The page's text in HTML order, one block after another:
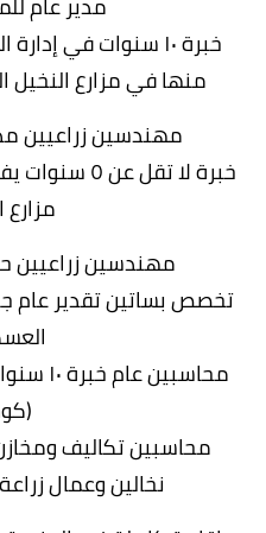
خبرة ١٠ سنوات في
منها في مزارع النخيل السن
مهندسين زراعيين
خبرة لا تقل
مزارع
مهندسين زراعيين
تخصص بساتين تقدير عام
محاسبين تكاليف ومخازن خبرة ٥
نخالين وعمال